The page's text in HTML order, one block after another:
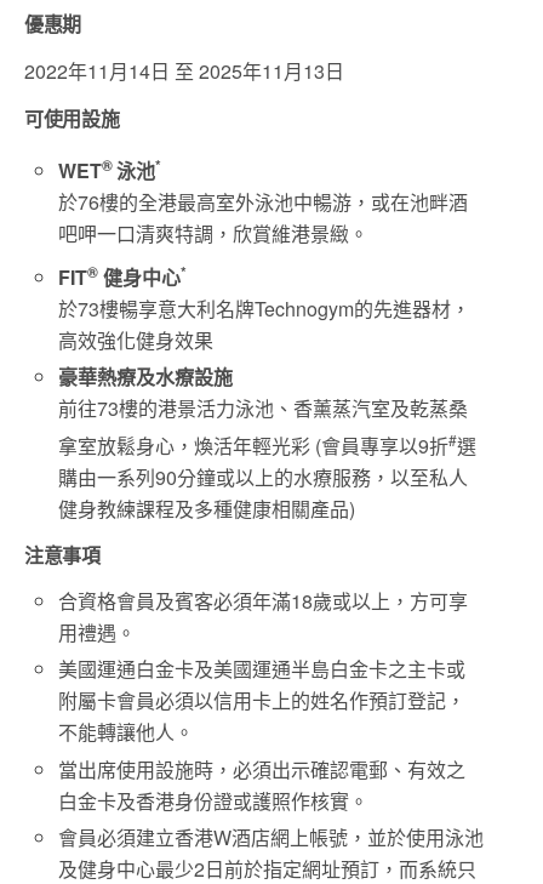
優惠期
2022年11月14日 至 2025年11月13日
可使用設施
WET®泳池*
於76樓的全港最高室外泳池中暢游，或在池畔酒
吧呷一口清爽特調，欣賞維港景緻。
FIT® 健身中心*
於73樓暢享意大利名牌Technogym的先進器材，
高效強化健身效果
豪華熱療及水療設施
前往73樓的港景活力泳池、香薰蒸汽室及乾蒸桑
拿室放鬆身心，煥活年輕光彩 (會員專享以9折#選
購由一系列90分鐘或以上的水療服務，以至私人
健身教練課程及多種健康相關產品)
注意事項
合資格會員及賓客必須年滿18歲或以上，方可享
用禮遇。
美國運通白金卡及美國運通半島白金卡之主卡或
附屬卡會員必須以信用卡上的姓名作預訂登記，
不能轉讓他人。
當出席使用設施時，必須出示確認電郵、有效之
白金卡及香港身份證或護照作核實。
會員必須建立香港W酒店網上帳號，並於使用泳池
及健身中心最少2日前於指定網址預訂，而系統只